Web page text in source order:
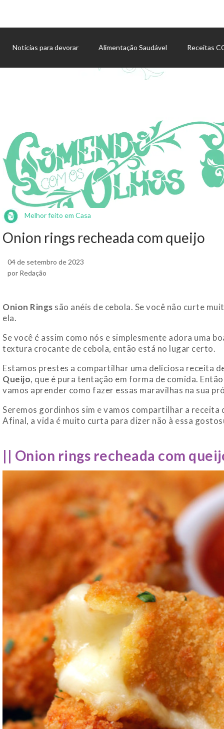
Notícias para devorar Alimentação Saudável Receitas
Melhor feito em Casa
Onion rings recheada com queijo
04 de setembro de 2023
por Redação
Onion Rings são anéis de cebola. Se você não curte
ela.
Se você é assim como nós e simplesmente adora uma
textura crocante de cebola, então está no lugar certo.
Estamos prestes a compartilhar uma deliciosa receita
Queijo, que é pura tentação em forma de comida.
vamos aprender como fazer essas maravilhas na sua
Seremos gordinhos sim e vamos compartilhar a receita
Afinal, a vida é muito curta para dizer não à essa
|| Onion rings recheada com